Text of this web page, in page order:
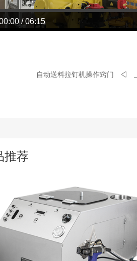
/ 06:15
自动送料拉钉机操作窍门
推荐